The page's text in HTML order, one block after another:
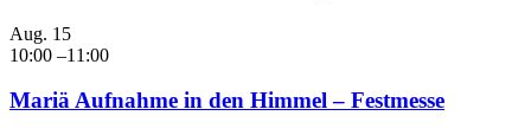
Aug. 15
10:00 –11:00
Mariä Aufnahme in den Himmel – Festmesse